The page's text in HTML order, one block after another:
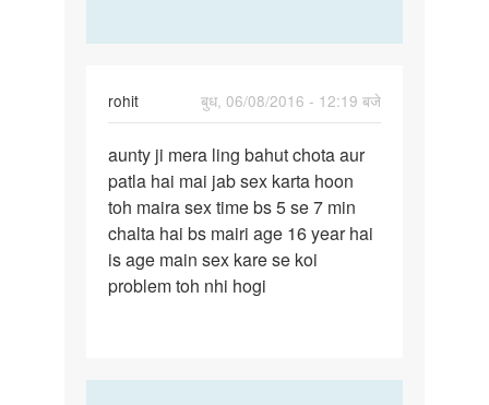
rohit
बुध, 06/08/2016 - 12:19 बजे
aunty
ji
mera
ling
bahut
aunty ji mera ling bahut chota aur
patla hai mai jab sex karta hoon
toh maira sex time bs 5 se 7 min
chalta hai bs mairi age 16 year hai
is age main sex kare se koi
problem toh nhi hogi